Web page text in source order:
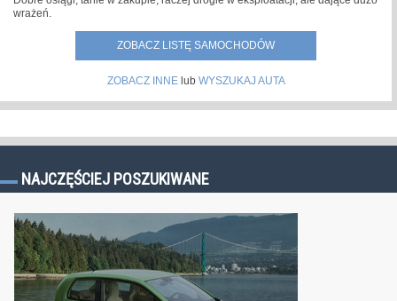
wrażeń.
ZOBACZ LISTĘ SAMOCHODÓW
ZOBACZ INNElub WYSZUKAJ AUTA
NAJCZĘŚCIEJ POSZUKIWANE